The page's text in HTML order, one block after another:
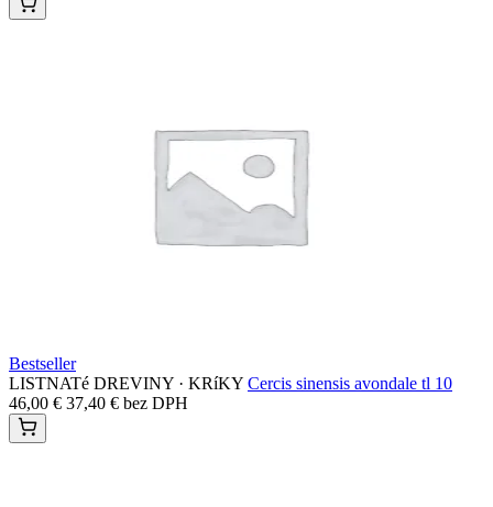
Bestseller
LISTNATé DREVINY · KRíKY Cercis sinensis avondale tl 10
46,00 € 37,40 € bez DPH